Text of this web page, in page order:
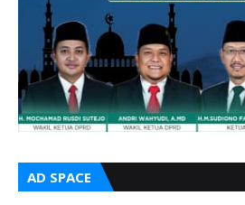
AD SPACE